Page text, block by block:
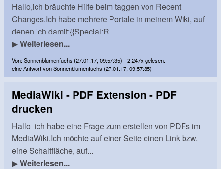
Hallo,ich bräuchte Hilfe beim taggen von Recent
Changes.Ich habe mehrere Portale in meinem Wiki, auf
denen ich damit:{{Special:R...
▶Weiterlesen...
Von: Sonnenblumenfuchs (27.01.17, 09:57:35) - 2.247x gelesen.
eine Antwort von Sonnenblumenfuchs (27.01.17, 09:57:35)
MediaWiki - PDF Extension - PDF
drucken
Hallo ich habe eine Frage zum erstellen von PDFs im
MediaWiki.Ich möchte auf einer Seite einen Link bzw.
eine Schaltfläche, auf...
▶Weiterlesen...